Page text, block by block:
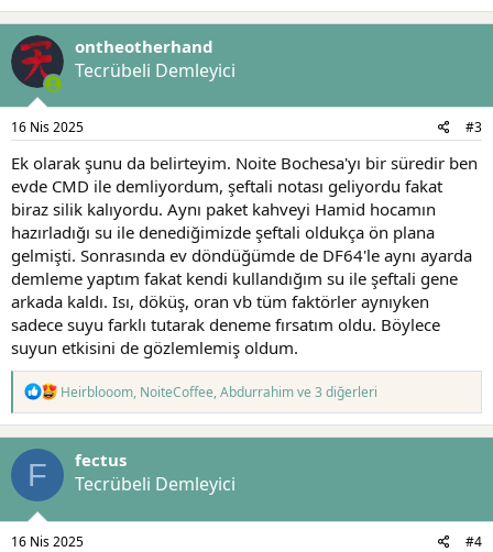
p
k
i
l
e
r
ontheotherhand
Tecrübeli Demleyici
16 Nis 2025 #3
Ek olarak şunu da belirteyim. Noite Bochesa'yı bir süredir ben
evde CMD ile demliyordum, şeftali notası geliyordu fakat
biraz silik kalıyordu. Aynı paket kahveyi Hamid hocamın
hazırladığı su ile denediğimizde şeftali oldukça ön plana
gelmişti. Sonrasında ev döndüğümde de DF64'le aynı ayarda
demleme yaptım fakat kendi kullandığım su ile şeftali gene
arkada kaldı. Isı, döküş, oran vb tüm faktörler aynıyken
sadece suyu farklı tutarak deneme fırsatım oldu. Böylece
suyun etkisini de gözlemlemiş oldum.
T
e
p
k
i
Heirblooom, NoiteCoffee,Abdurrahimve 3 diğerleri
F fectus
Tecrübeli Demleyici
16 Nis 2025 #4